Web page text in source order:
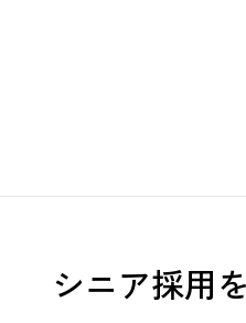
シニア採用